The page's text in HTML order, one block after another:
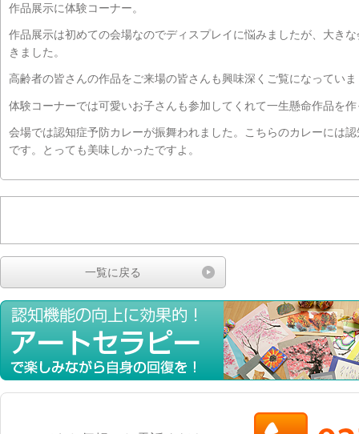
作品展示に体験コーナー。
作品展示は初めての会場なのでディスプレイに悩みましたが、大き
きました。
高齢者の皆さんの作品をご来場の皆さんも興味深くご覧になってい
体験コーナーでは可愛いお子さんも参加してくれて一生懸命作品を
会場では認知症予防カレーが振舞われました。こちらのカレーには
です。とっても美味しかったですよ。
一覧に戻る